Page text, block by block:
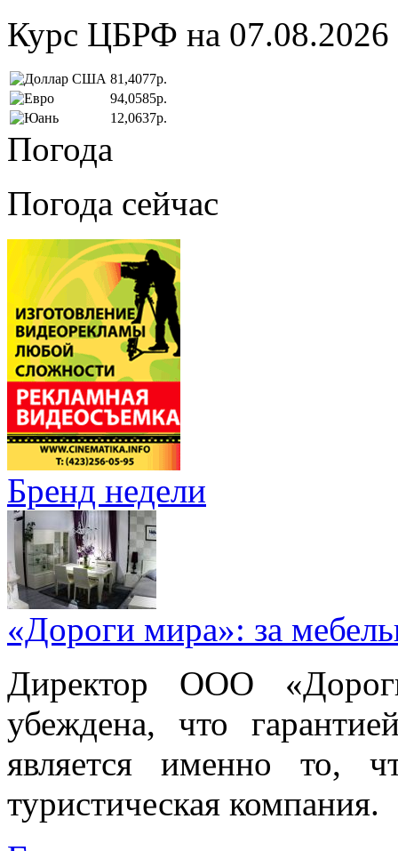
Курс ЦБРФ на 07.08.2026
81,4077р.
94,0585р.
12,0637р.
Погода
Погода сейчас
Бренд недели
«Дороги мира»: за
Директор ООО
убеждена, что
является именно то,
туристическая компания.